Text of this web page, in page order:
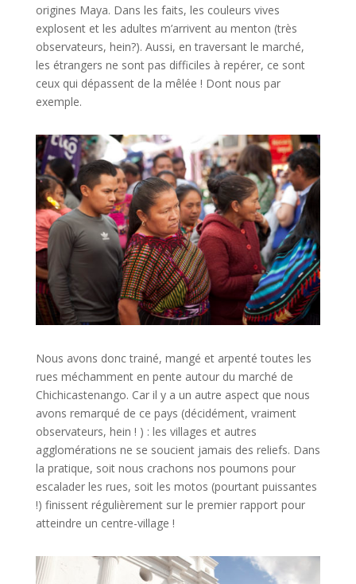
origines Maya. Dans les faits, les couleurs vives
explosent et les adultes m’arrivent au menton (très
observateurs, hein?). Aussi, en traversant le marché,
les étrangers ne sont pas difficiles à repérer, ce sont
ceux qui dépassent de la mêlée ! Dont nous par
exemple.
Nous avons donc trainé, mangé et arpenté toutes les
rues méchamment en pente autour du marché de
Chichicastenango. Car il y a un autre aspect que nous
avons remarqué de ce pays (décidément, vraiment
observateurs, hein ! ) : les villages et autres
agglomérations ne se soucient jamais des reliefs. Dans
la pratique, soit nous crachons nos poumons pour
escalader les rues, soit les motos (pourtant puissantes
!) finissent régulièrement sur le premier rapport pour
atteindre un centre-village !